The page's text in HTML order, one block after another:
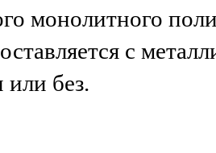
монолитного
с
или без.